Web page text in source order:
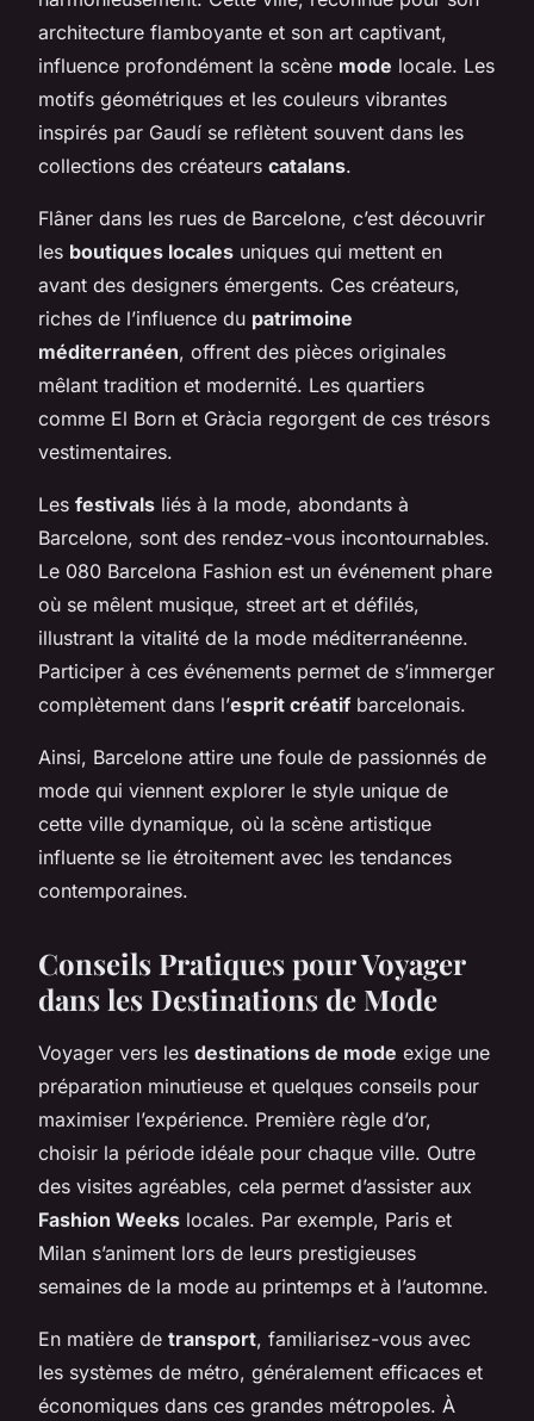
architecture flamboyante et son art captivant,
influence profondément la scène mode locale. Les
motifs géométriques et les couleurs vibrantes
inspirés par Gaudí se reflètent souvent dans les
collections des créateurs catalans.
Flâner dans les rues de Barcelone, c’est découvrir
les boutiques locales uniques qui mettent en
avant des designers émergents. Ces créateurs,
riches de l’influence du patrimoine
méditerranéen, offrent des pièces originales
mêlant tradition et modernité. Les quartiers
comme El Born et Gràcia regorgent de ces trésors
vestimentaires.
Les festivals liés à la mode, abondants à
Barcelone, sont des rendez-vous incontournables.
Le 080 Barcelona Fashion est un événement phare
où se mêlent musique, street art et défilés,
illustrant la vitalité de la mode méditerranéenne.
Participer à ces événements permet de s’immerger
complètement dans l’esprit créatif barcelonais.
Ainsi, Barcelone attire une foule de passionnés de
mode qui viennent explorer le style unique de
cette ville dynamique, où la scène artistique
influente se lie étroitement avec les tendances
contemporaines.
Conseils Pratiques pour Voyager
dans les Destinations de Mode
Voyager vers les destinations de mode exige une
préparation minutieuse et quelques conseils pour
maximiser l’expérience. Première règle d’or,
choisir la période idéale pour chaque ville. Outre
des visites agréables, cela permet d’assister aux
Fashion Weeks locales. Par exemple, Paris et
Milan s’animent lors de leurs prestigieuses
semaines de la mode au printemps et à l’automne.
En matière de transport, familiarisez-vous avec
les systèmes de métro, généralement efficaces et
économiques dans ces grandes métropoles. À